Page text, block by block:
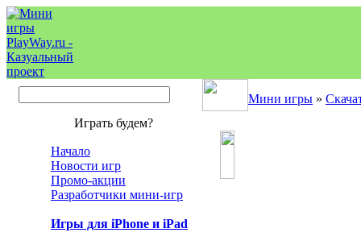
Мини игры »
Играть будем?
Начало
Новости игр
Промо-акции
Разработчики мини-игр
Игры для iPhone и iPad